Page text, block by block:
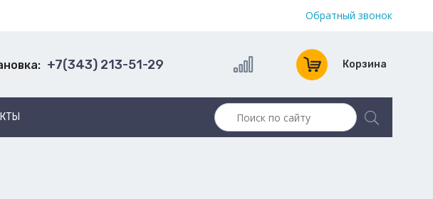
Обратный звонок
+7(343) 213-51-29 Корзина